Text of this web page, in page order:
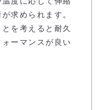
求められます。
を考えると耐久
ーマンスが良い